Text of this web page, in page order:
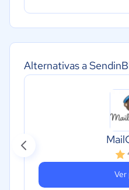
Alternativas a
Ver